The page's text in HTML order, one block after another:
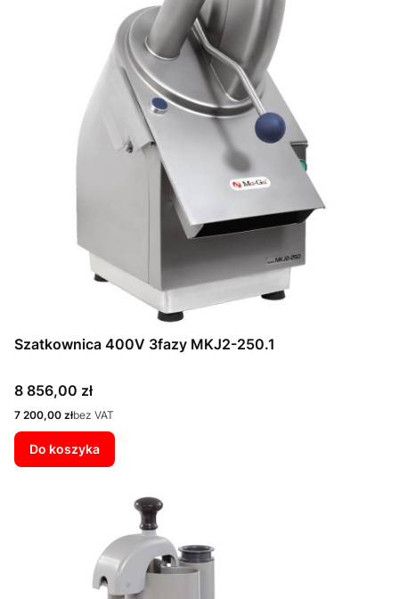
Szatkownica 400V 3fazy MKJ2-250.1
Cena
8 856,00 zł
Cena
7 200,00 złbez VAT
Do koszyka